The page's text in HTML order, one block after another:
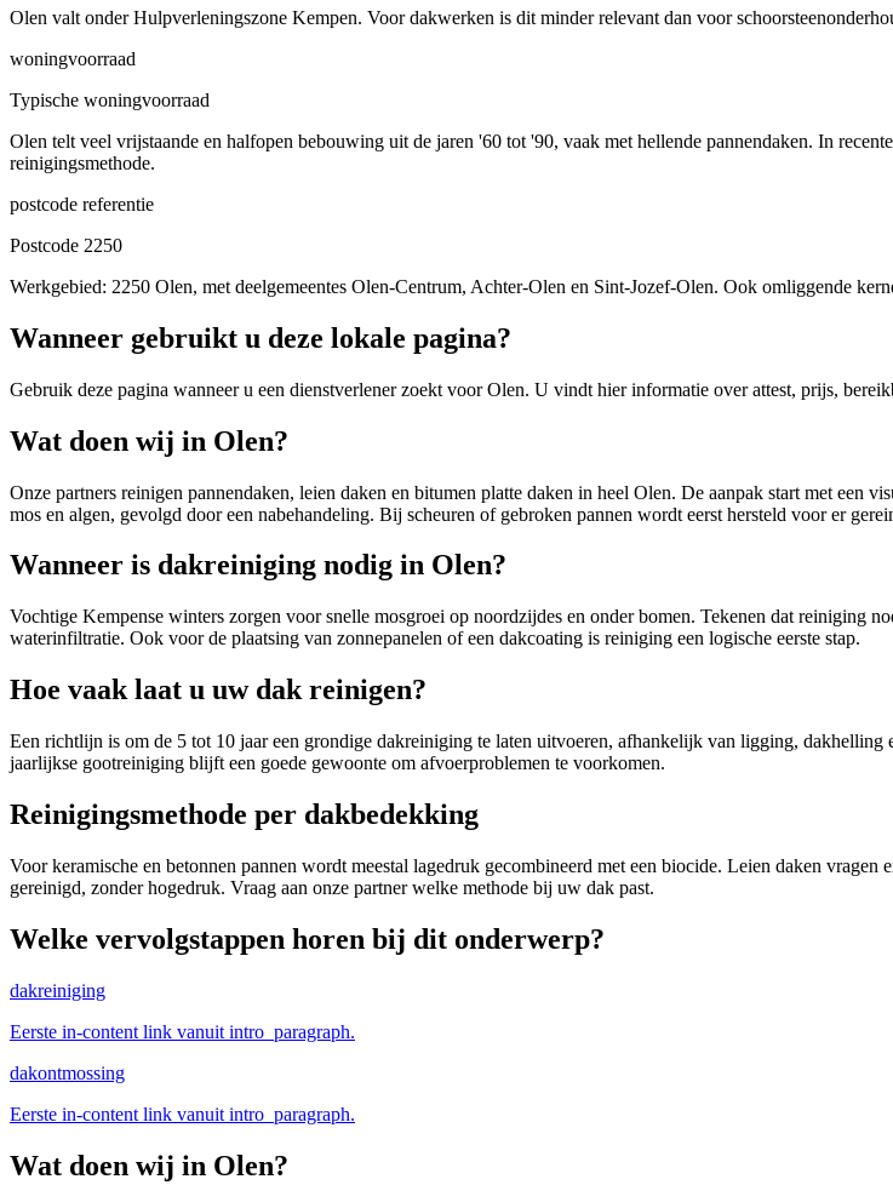
Olen valt onder Hulpverleningszone Kempen. Voor dakwerken is dit minder relevant dan voor
woningvoorraad
Typische woningvoorraad
Olen telt veel vrijstaande en halfopen bebouwing uit de jaren '60 tot '90, vaak met hellende pannendaken. In
reinigingsmethode.
postcode referentie
Postcode 2250
Werkgebied: 2250 Olen, met deelgemeentes Olen-Centrum, Achter-Olen en Sint-Jozef-Olen. Ook omliggende
Wanneer gebruikt u deze lokale pagina?
Gebruik deze pagina wanneer u een dienstverlener zoekt voorOlen. U vindt hier informatie over attest, prijs,
Wat doen wij in Olen?
Onze partners reinigen pannendaken, leien daken en bitumen platte daken in heel Olen. De aanpak start met een
mos en algen, gevolgd door een nabehandeling. Bij scheuren of gebroken pannen wordt eerst hersteld voor er
Wanneer is dakreiniging nodig in Olen?
Vochtige Kempense winters zorgen voor snelle mosgroei op noordzijdes en onder bomen. Tekenen dat reiniging
waterinfiltratie. Ook voor de plaatsing van zonnepanelen of een dakcoating is reiniging een logische eerste stap.
Hoe vaak laat u uw dak reinigen?
Een richtlijn is om de 5 tot 10 jaar een grondige dakreiniging te laten uitvoeren, afhankelijk van ligging,
jaarlijkse gootreiniging blijft een goede gewoonte om afvoerproblemen te voorkomen.
Reinigingsmethode per dakbedekking
Voor keramische en betonnen pannen wordt meestal lagedruk gecombineerd met een biocide. Leien daken
gereinigd, zonder hogedruk. Vraag aan onze partner welke methode bij uw dak past.
Welke vervolgstappen horen bij dit onderwerp?
dakreiniging
Eerste in-content link vanuit intro_paragraph.
dakontmossing
Eerste in-content link vanuit intro_paragraph.
Wat doen wij in Olen?